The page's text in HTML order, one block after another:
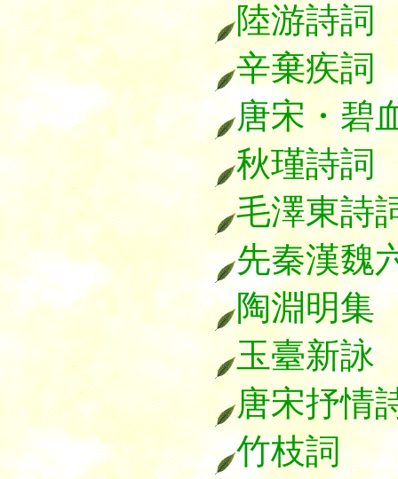
陸游詩詞
辛棄疾詞
唐宋・碧
秋瑾詩詞
毛澤東詩
先秦漢魏
陶淵明集
玉臺新詠
唐宋抒情
竹枝詞